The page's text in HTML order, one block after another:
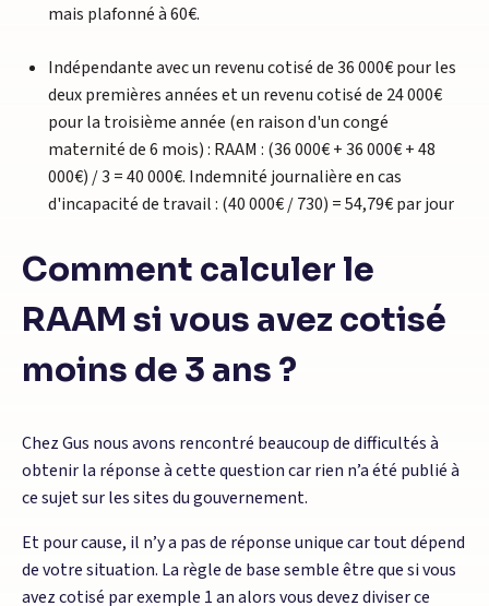
mais plafonné à 60€.
Indépendante avec un revenu cotisé de 36 000€ pour les
deux premières années et un revenu cotisé de 24 000€
pour la troisième année (en raison d'un congé
maternité de 6 mois) : RAAM : (36 000€ + 36 000€ + 48
000€) / 3 = 40 000€. Indemnité journalière en cas
d'incapacité de travail : (40 000€ / 730) = 54,79€ par jour
Comment calculer le
RAAM si vous avez cotisé
moins de 3 ans ?
Chez Gus nous avons rencontré beaucoup de difficultés à
obtenir la réponse à cette question car rien n’a été publié à
ce sujet sur les sites du gouvernement.
Et pour cause, il n’y a pas de réponse unique car tout dépend
de votre situation. La règle de base semble être que si vous
avez cotisé par exemple 1 an alors vous devez diviser ce